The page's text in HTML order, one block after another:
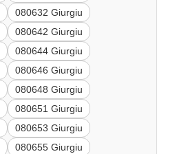
080632 Giurgiu
080642 Giurgiu
080644 Giurgiu
080646 Giurgiu
080648 Giurgiu
080651 Giurgiu
080653 Giurgiu
080655 Giurgiu